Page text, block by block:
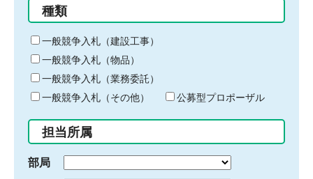
る
キ
ー
ワ
ー
ド
入
力
種類
一般競争入札（建設工事）
一般競争入札（物品）
一般競争入札（業務委託）
一般競争入札（その他）
公募型プロポーザル
担当所属
部局